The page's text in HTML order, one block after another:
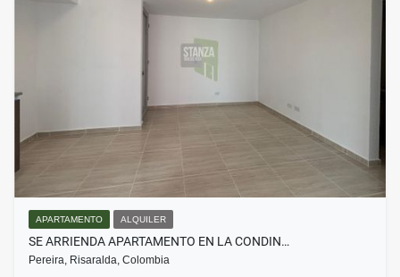
APARTAMENTO ALQUILER
SE ARRIENDA APARTAMENTO EN LA CONDIN…
Pereira, Risaralda, Colombia